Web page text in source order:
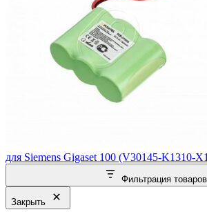
для Siemens Gigaset 100 (V30145-K1310-
Фильтрация товаров
Закрыть